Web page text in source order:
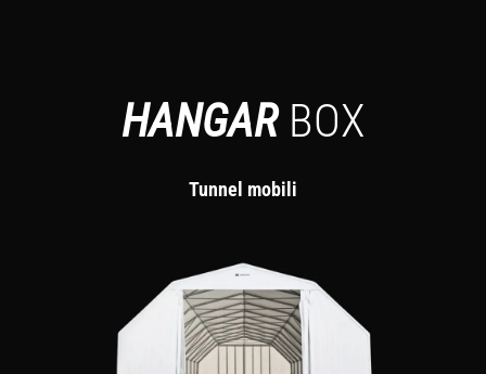
HANGAR BOX
Tunnel mobili